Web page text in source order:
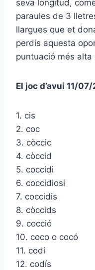
seva longitud,
paraules de 3
llargues que et
perdis aquesta
puntuació més alta
El joc d’avui 11/
1. cis
2. coc
3. còccic
4. còccid
5. coccidi
6. coccidiosi
7. coccidis
8. còccids
9. cocció
10. coco o cocó
11. codi
12. codís